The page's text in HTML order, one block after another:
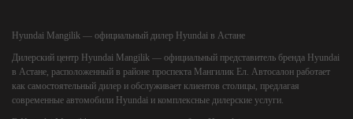
Hyundai Mangilik — официальный дилер Hyundai в Астане
Дилерский центр Hyundai Mangilik — официальный представитель бренда Hyundai
в Астане, расположенный в районе проспекта Мангилик Ел. Автосалон работает
как самостоятельный дилер и обслуживает клиентов столицы, предлагая
современные автомобили Hyundai и комплексные дилерские услуги.